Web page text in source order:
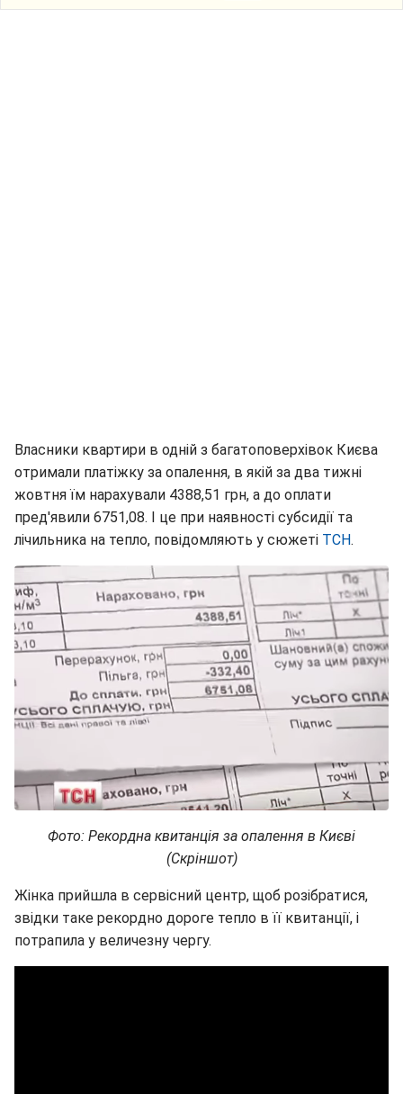
Власники квартири в одній з багатоповерхівок Києва
отримали платіжку за опалення, в якій за два тижні
жовтня їм нарахували 4388,51 грн, а до оплати
пред'явили 6751,08. І це при наявності субсидії та
лічильника на тепло, повідомляють у сюжеті ТСН.
Фото: Рекордна квитанція за опалення в Києві
(Скріншот)
Жінка прийшла в сервісний центр, щоб розібратися,
звідки таке рекордно дороге тепло в її квитанції, і
потрапила у величезну чергу.